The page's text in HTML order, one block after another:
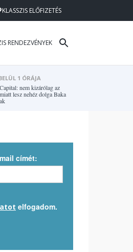
KLASSZIS ELŐFIZETÉS
RENDEZVÉNYEK
1 ÓRÁJA
nem kizárólag az
lesz nehéz dolga Baka
címét:
elfogadom.